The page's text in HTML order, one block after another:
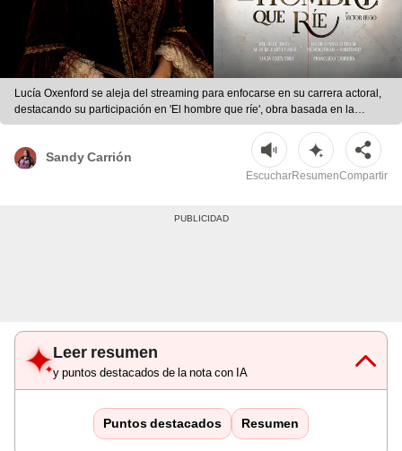
Lucía Oxenford se aleja del streaming para enfocarse en su carrera actoral,
destacando su participación en 'El hombre que ríe', obra basada en la
novela de Víctor Hugo. | Foto: difusión
Sandy Carrión
EscucharResumenCompartir
Leer resumen
y puntos destacados de la nota con IA
Puntos destacados Resumen